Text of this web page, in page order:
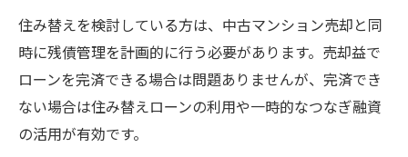
住み替えを検討している方は、中古マンション売却と同
時に残債管理を計画的に行う必要があります。売却益で
ローンを完済できる場合は問題ありませんが、完済でき
ない場合は住み替えローンの利用や一時的なつなぎ融資
の活用が有効です。